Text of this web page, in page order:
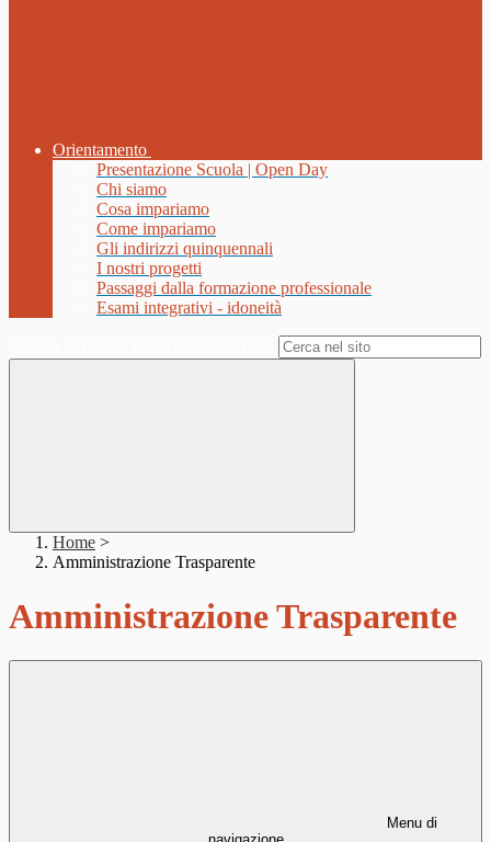
Orientamento
Presentazione Scuola | Open Day
Chi siamo
Cosa impariamo
Come impariamo
Gli indirizzi quinquennali
I nostri progetti
Passaggi dalla formazione professionale
Esami integrativi - idoneità
Home >
Amministrazione Trasparente
Amministrazione Trasparente
Menu di